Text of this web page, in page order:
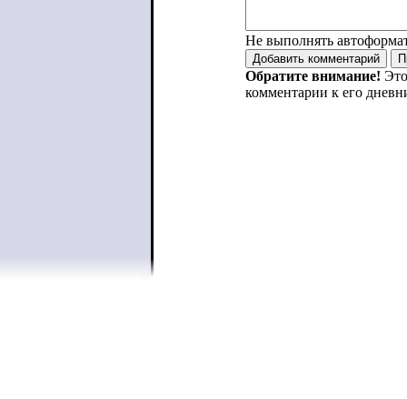
Не выполнять
Обратите внимание!
комментарии к его